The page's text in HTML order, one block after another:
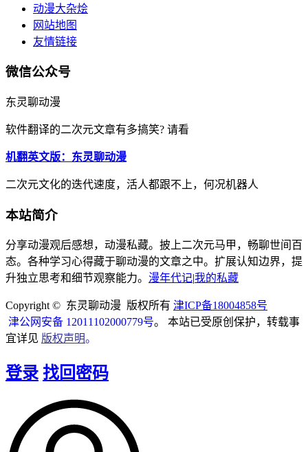
动漫大杂烩
网站地图
友情链接
微信公众号
东灵聊动漫
软件翻译的二次元文章有多搞笑? 请看
机翻英文版：东灵聊动漫
二次元文化的迭代速度，活人都跟不上，何况机器人
本站简介
分享动漫观后感想，动漫私藏。披上二次元马甲，畅聊世间百
态。各种学习心得藏于聊动漫的文章之中。扩展认知边界，提
升独立思考和细节观察能力。 漫年代记|我的私藏
Copyright © 东灵聊动漫 版权所有 津ICP备18004858号
津公网安备 12011102000779号。 本站已受原创保护，转载事
宜详见 版权声明。
登录 找回密码